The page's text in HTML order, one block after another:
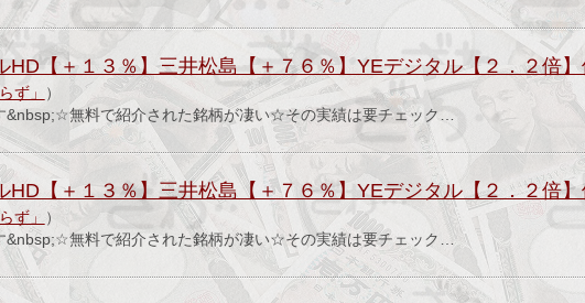
【＋１３％】三井松島【＋７６％】YEデジタル【２．２倍
ず」
）
無料で紹介された銘柄が凄い☆その実績は要チェック…
HD【＋１３％】三井松島【＋７６％】YEデジタル【２．２倍
ず」
）
&nbsp;☆無料で紹介された銘柄が凄い☆その実績は要チェック…